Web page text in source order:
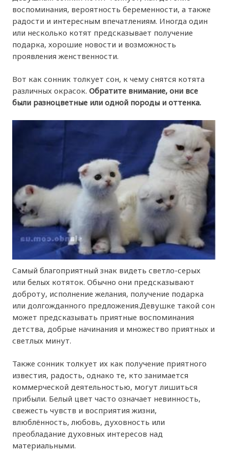
воспоминания, вероятность беременности, а также
радости и интересным впечатлениям. Иногда один
или несколько котят предсказывает получение
подарка, хорошие новости и возможность
проявления женственности.
Вот как сонник толкует сон, к чему снятся котята
различных окрасок.Обратите внимание, они все
были разноцветные или одной породы и оттенка.
Самый благоприятный знак видеть светло-серых
или белых котяток. Обычно они предсказывают
доброту, исполнение желания, получение подарка
или долгожданного предложения.Девушке такой сон
может предсказывать приятные воспоминания
детства, добрые начинания и множество приятных и
светлых минут.
Также сонник толкует их как получение приятного
известия, радость, однако те, кто занимается
коммерческой деятельностью, могут лишиться
прибыли. Белый цвет часто означает невинность,
свежесть чувств и восприятия жизни,
влюблённость, любовь, духовность или
преобладание духовных интересов над
материальными.